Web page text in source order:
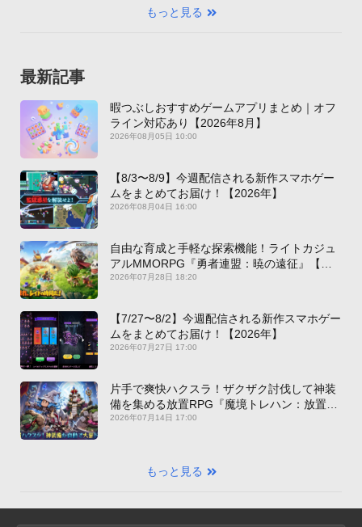
もっと見る
最新記事
暇つぶしおすすめゲームアプリまとめ｜オフ
ライン対応あり【2026年8月】
2026年08月05日 10:00
【8/3〜8/9】今週配信される新作スマホゲー
ムをまとめてお届け！【2026年】
2026年08月04日 16:00
自由な育成と手軽な探索機能！ライトカジュ
アルMMORPG『勇者連盟：暁の遠征』【最
新作PICKUP】
2026年07月28日 18:20
【7/27〜8/2】今週配信される新作スマホゲー
ムをまとめてお届け！【2026年】
2026年07月27日 17:00
片手で爽快ハクスラ！ザクザク討伐して神装
備を集める放置RPG『魔境トレハン：放置で
神装備』【最新作PICKUP】
2026年07月14日 17:00
もっと見る